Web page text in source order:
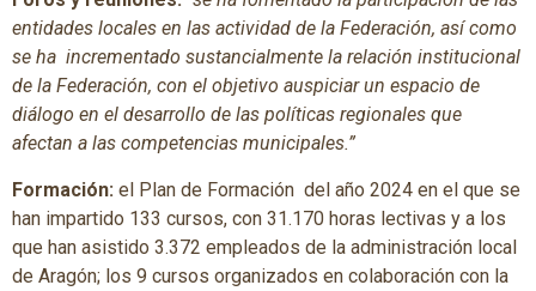
entidades locales en las actividad de la Federación, así como
se ha incrementado sustancialmente la relación institucional
de la Federación, con el objetivo auspiciar un espacio de
diálogo en el desarrollo de las políticas regionales que
afectan a las competencias municipales.”
Formación: el Plan de Formación del año 2024 en el que se
han impartido 133 cursos, con 31.170 horas lectivas y a los
que han asistido 3.372 empleados de la administración local
de Aragón; los 9 cursos organizados en colaboración con la